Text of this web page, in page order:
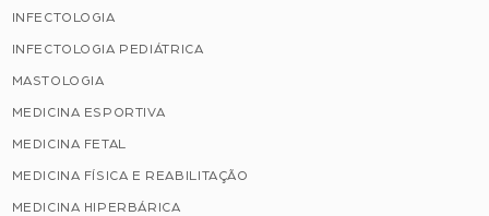
INFECTOLOGIA
INFECTOLOGIA PEDIÁTRICA
MASTOLOGIA
MEDICINA ESPORTIVA
MEDICINA FETAL
MEDICINA FÍSICA E REABILITAÇÃO
MEDICINA HIPERBÁRICA